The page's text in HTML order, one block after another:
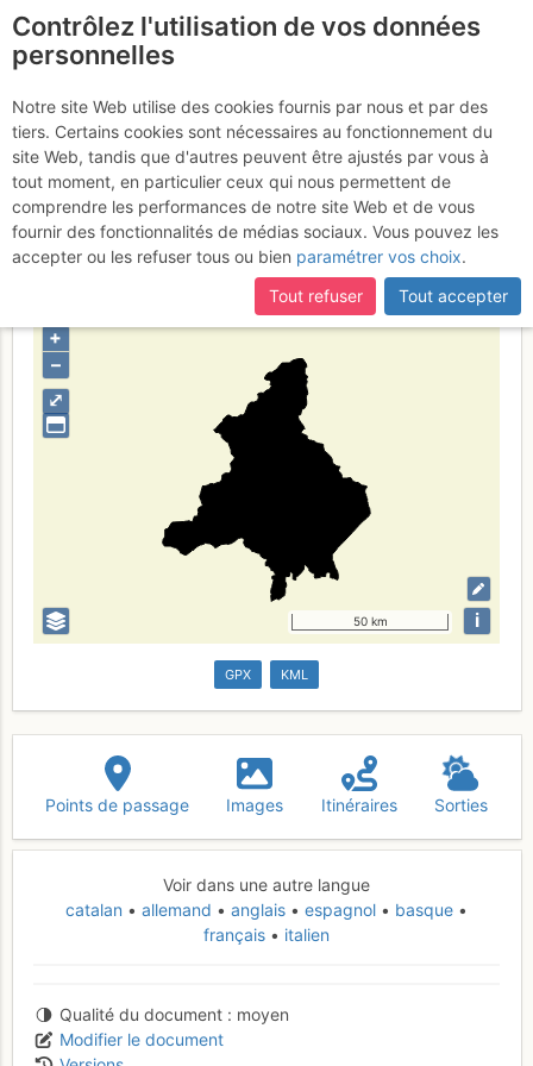
韦尔巴诺-库西奥-奥
索拉省
Type de région limite administrative
⤢
+
–
50 km i
GPX KML
Points de passage Images Itinéraires Sorties
Voir dans une autre langue
catalan
allemand anglais espagnol
basque
français
italien
Qualité du document
moyen
Modifier le document
Contrôlez l'utilisation de vos données
personnelles
Notre site Web utilise des cookies fournis par nous et par des
tiers. Certains cookies sont nécessaires au fonctionnement du
site Web, tandis que d'autres peuvent être ajustés par vous à
tout moment, en particulier ceux qui nous permettent de
comprendre les performances de notre site Web et de vous
fournir des fonctionnalités de médias sociaux. Vous pouvez les
accepter ou les refuser tous ou bien paramétrer vos choix.
Tout refuser
Tout accepter